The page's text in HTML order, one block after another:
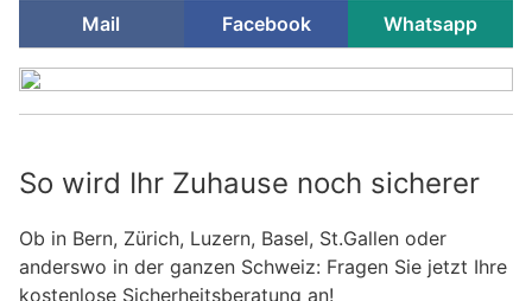
Mail
Facebook Whatsapp
So wird Ihr Zuhause noch sicherer
Ob in Bern, Zürich, Luzern, Basel, St.Gallen oder
anderswo in der ganzen Schweiz: Fragen Sie jetzt Ihre
kostenlose Sicherheitsberatung an!